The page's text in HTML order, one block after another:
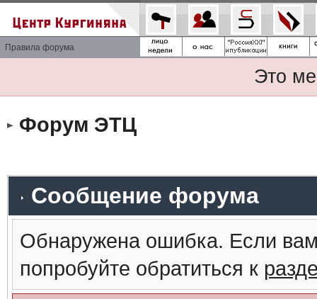
Правила форума
Это
Форум ЭТЦ
Сообщение форума
Обнаружена ошибка. Если
попробуйте обратиться к